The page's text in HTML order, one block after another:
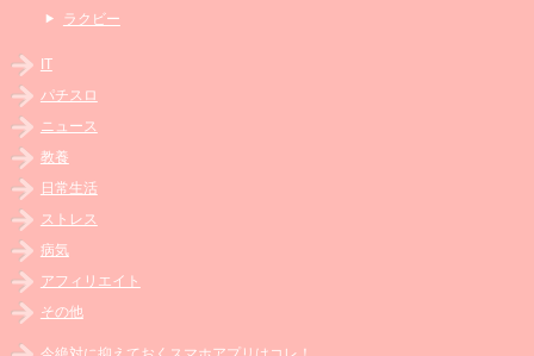
ラクビー
IT
パチスロ
ニュース
教養
日常生活
ストレス
病気
アフィリエイト
その他